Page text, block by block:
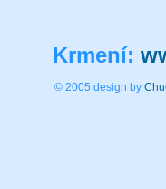
Krmení:
© 2005 design by